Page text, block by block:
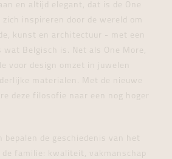
en altijd elegant, dat is de One
zich inspireren door de wereld om
kunst en architectuur - met een
wat Belgisch is. Net als One More,
voor design omzet in juwelen
materialen. Met de nieuwe
deze filosofie naar een nog hoger
bepalen de geschiedenis van het
familie: kwaliteit, vakmanschap